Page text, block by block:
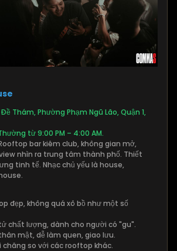
Thám, Phường Phạm Ngũ Lão, Quận 1,
từ 9:00 PM – 4:00 AM.
bar kiêm club, không gian mở,
nhìn ra trung tâm thành phố. Thiết
tinh tế. Nhạc chủ yếu là house,
đẹp, không quá xô bồ như một số
chất lượng, dành cho người có "gu".
mật, dễ làm quen, giao lưu.
chăng so với các rooftop khác.